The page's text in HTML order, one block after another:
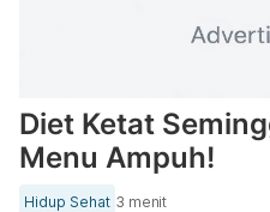
Diet Ketat
Menu Ampuh!
Hidup Sehat 3 menit